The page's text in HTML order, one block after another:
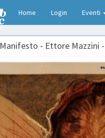
Home Login Eventi
Manifesto - Ettore Mazzini